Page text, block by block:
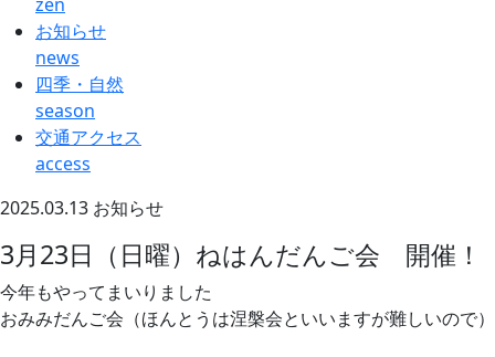
お知らせ
news
四季・自然
season
交通アクセス
access
2025.03.13 お知らせ
3月23日（日曜）ねはんだんご会 開催！
今年もやってまいりました
おみみだんご会（ほんとうは涅槃会といいますが難しいので）